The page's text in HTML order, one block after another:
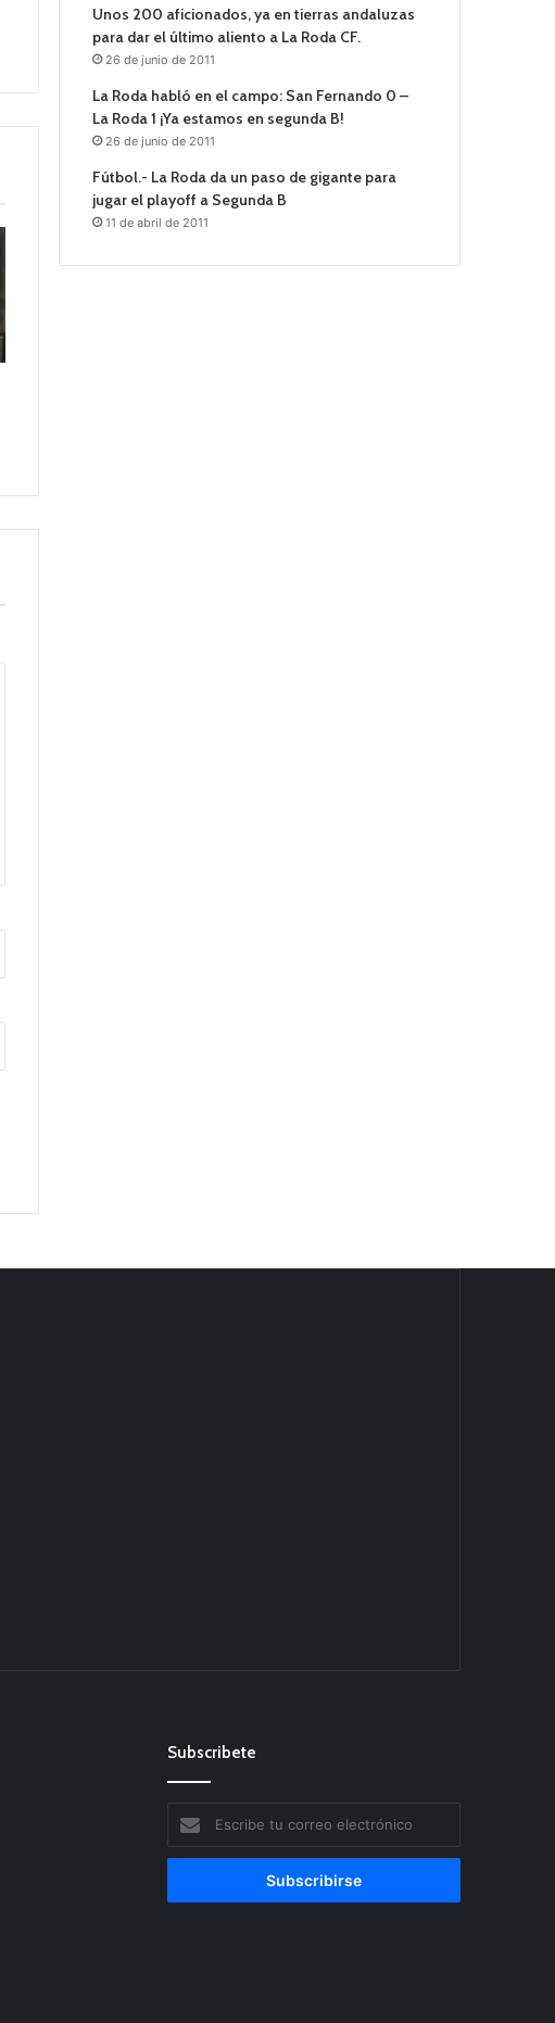
Unos 200 aficionados, ya en tierras andaluzas
para dar el último aliento a La Roda CF.
26 de junio de 2011
La Roda habló en el campo: San Fernando 0 –
La Roda 1 ¡Ya estamos en segunda B!
26 de junio de 2011
Fútbol.- La Roda da un paso de gigante para
jugar el playoff a Segunda B
11 de abril de 2011
Subscribete
tu
correo